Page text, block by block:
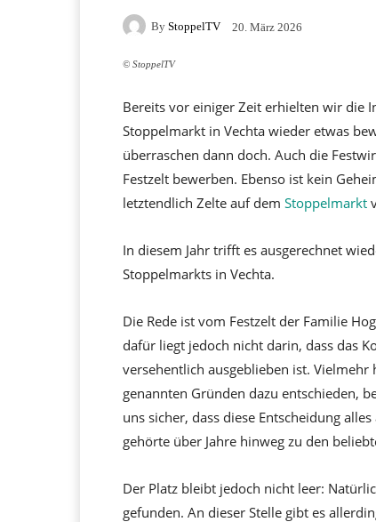
By StoppelTV 20. März 2026
© StoppelTV
Bereits vor einiger Zeit erhielten wir die
Stoppelmarkt in Vechta wieder etwas
überraschen dann doch. Auch die
Festzelt bewerben. Ebenso ist kein
letztendlich Zelte auf dem Stoppelmarkt
In diesem Jahr trifft es ausgerechnet
Stoppelmarkts in Vechta.
Die Rede ist vom Festzelt der Familie
dafür liegt jedoch nicht darin, dass das
versehentlich ausgeblieben ist.
genannten Gründen dazu entschieden,
uns sicher, dass diese Entscheidung
gehörte über Jahre hinweg zu den
Der Platz bleibt jedoch nicht leer:
gefunden. An dieser Stelle gibt es